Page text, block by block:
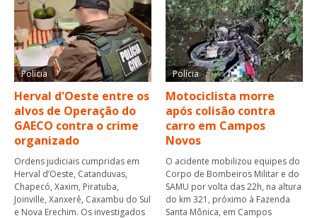
Polícia
Herval d'Oeste entre os
alvos de Operação do
GAECO contra o crime
organizado
Ordens judiciais cumpridas em
Herval d’Oeste, Catanduvas,
Chapecó, Xaxim, Piratuba,
Joinville, Xanxerê, Caxambu do Sul
e Nova Erechim. Os investigados
Polícia
Motociclista morre
após colisão contra
carro em Campos
Novos
O acidente mobilizou equipes do
Corpo de Bombeiros Militar e do
SAMU por volta das 22h, na altura
do km 321, próximo à Fazenda
Santa Mônica, em Campos